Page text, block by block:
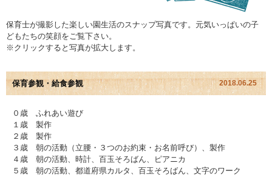
保育士が撮影した楽しい園生活のスナップ写真です。元気いっぱいの子
どもたちの笑顔をご覧下さい。
※クリックすると写真が拡大します。
保育参観・給食参観 2018.06.25
０歳 ふれあい遊び
１歳 製作
２歳 製作
３歳 朝の活動（立腰・３つのお約束・お名前呼び）、製作
４歳 朝の活動、時計、百玉そろばん、ピアニカ
５歳 朝の活動、都道府県カルタ、百玉そろばん、文字のワーク
お知らせ
園児アルバム
採用情報